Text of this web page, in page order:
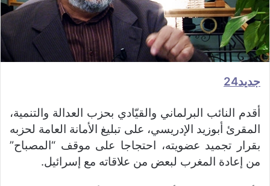
جديد24
أقدم النائب البرلماني والقيّادي بحزب العدالة والتنمية،
المقرئ أبوزيد الإدريسي، على تبليغ الأمانة العامة لحزبه
بقرار تجميد عضويته، احتجاجا على موقف “المصباح”
من إعادة المغرب لبعض من علاقاته مع إسرائيل.